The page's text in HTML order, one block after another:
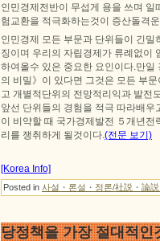
인민경제전반이 무섭게 용을 쓰며
험교환을 적극화하는것이 증산돌격
인민경제 모든 부문과 단위들이 긴
징이며 우리의 자립경제가 류례없이
하여올수 있은 중요한 요인이다.만일
의 비밀》이 있다면 그것은 모든 부
고 개별적단위의 전망적리익과 발전
앞선 단위들의 경험을 적극 따라배
이 비약할 때 국가경제발전 ５개년
리를 쟁취하게 될것이다.(전문 보기)
[Korea Info]
Posted in 사설・론설・정론/社説・論
당정책을 가장 절대적인